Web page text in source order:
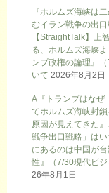
『ホルムズ海峡は
むイラン戦争の出
【StraightTalk】上
る、ホルムズ海峡
ンプ政権の論理』
いて 2026年8月2日
A『トランプはなぜ
てホルムズ海峡封
原因が見えてきた
戦争出口戦略」は
にあるのは中国が
性』（7/30現代ビ
26年8月1日